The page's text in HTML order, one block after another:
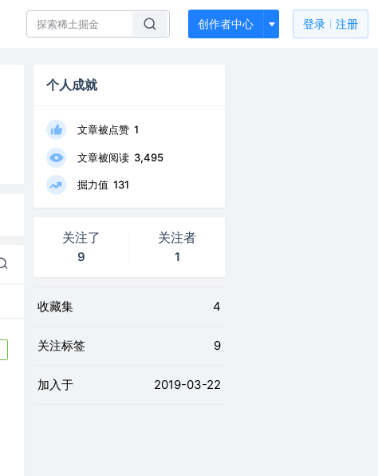
创作者中心 登录 注册
个人成就
文章被点赞 1
文章被阅读 3,495
掘力值 131
关注了
9
关注者
1
收藏集 4
关注标签 9
加入于 2019-03-22